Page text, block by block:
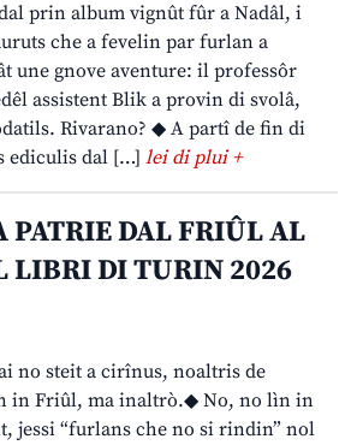
prin album vignût fûr a Nadâl, i
che a fevelin par furlan a
une gnove aventure: il professôr
assistent Blik a provin di svolâ,
Rivarano? ◆ A partî de fin di
ediculis dal […] lei di plui +
PATRIE DAL FRIÛL AL
LIBRI DI TURIN 2026
no steit a cirînus, noaltris de
in Friûl, ma inaltrò.◆ No, no lìn in
jessi “furlans che no si rindin” nol